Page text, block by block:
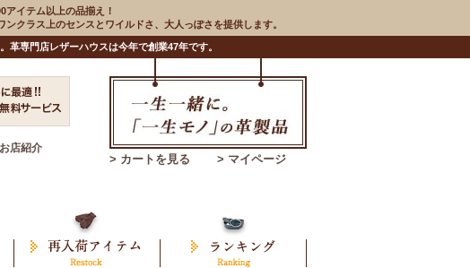
イテム以上の品揃え！
クラス上のセンスとワイルドさ、大人っぽさを提供します。
革専門店レザーハウスは今年で創業47年です。
お店紹介
> カートを見る > マイページ